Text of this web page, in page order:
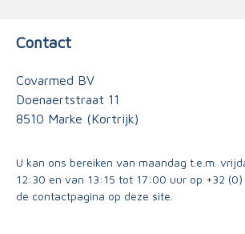
Contact
Covarmed BV
Doenaertstraat 11
8510 Marke (Kortrijk)
U kan ons bereiken van maandag t.e.m.
12:30 en van 13:15 tot 17:00 uur op +32
de contactpagina op deze site.